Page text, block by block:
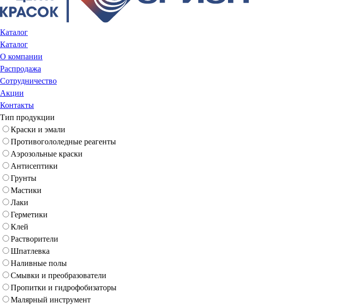
Каталог
Каталог
О компании
Распродажа
Сотрудничество
Акции
Контакты
Тип продукции
Краски и эмали
Противогололедные реагенты
Аэрозольные краски
Антисептики
Грунты
Мастики
Лаки
Герметики
Клей
Растворители
Шпатлевка
Наливные полы
Смывки и преобразователи
Пропитки и гидрофобизаторы
Малярный инструмент